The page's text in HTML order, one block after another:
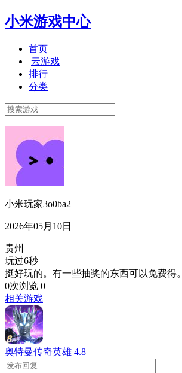
小米游戏中心
首页
云游戏
排行
分类
小米玩家3o0ba2
2026年05月10日
贵州
玩过6秒
挺好玩的。有一些抽奖的东西可以免费得。
0次浏览 0
相关游戏
奥特曼传奇英雄 4.8